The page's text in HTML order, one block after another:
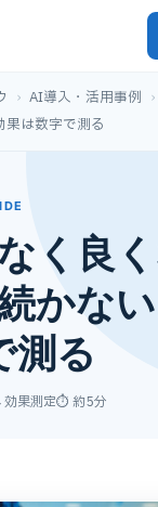
› AI導入・活用事例 ›
果は数字で測る
く良
かな
測る
果測定⏱ 約5分